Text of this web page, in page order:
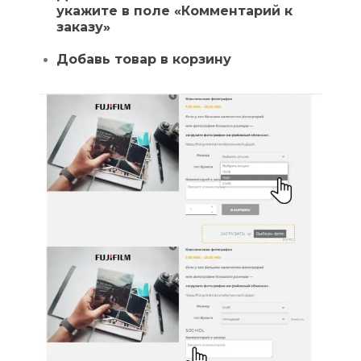
укажите в поле «Комментарий к
заказу»
Добавь товар в корзину